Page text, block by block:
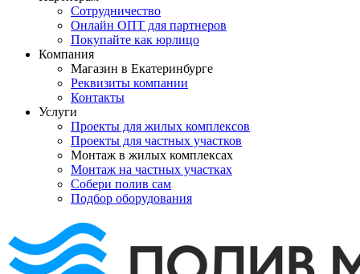
Сотрудничество
Онлайн ОПТ для партнеров
Покупайте как юрлицо
Компания
Магазин в Екатеринбурге
Реквизиты компании
Контакты
Услуги
Проекты для жилых комплексов
Проекты для частных участков
Монтаж в жилых комплексах
Монтаж на частных участках
Собери полив сам
Подбор оборудования